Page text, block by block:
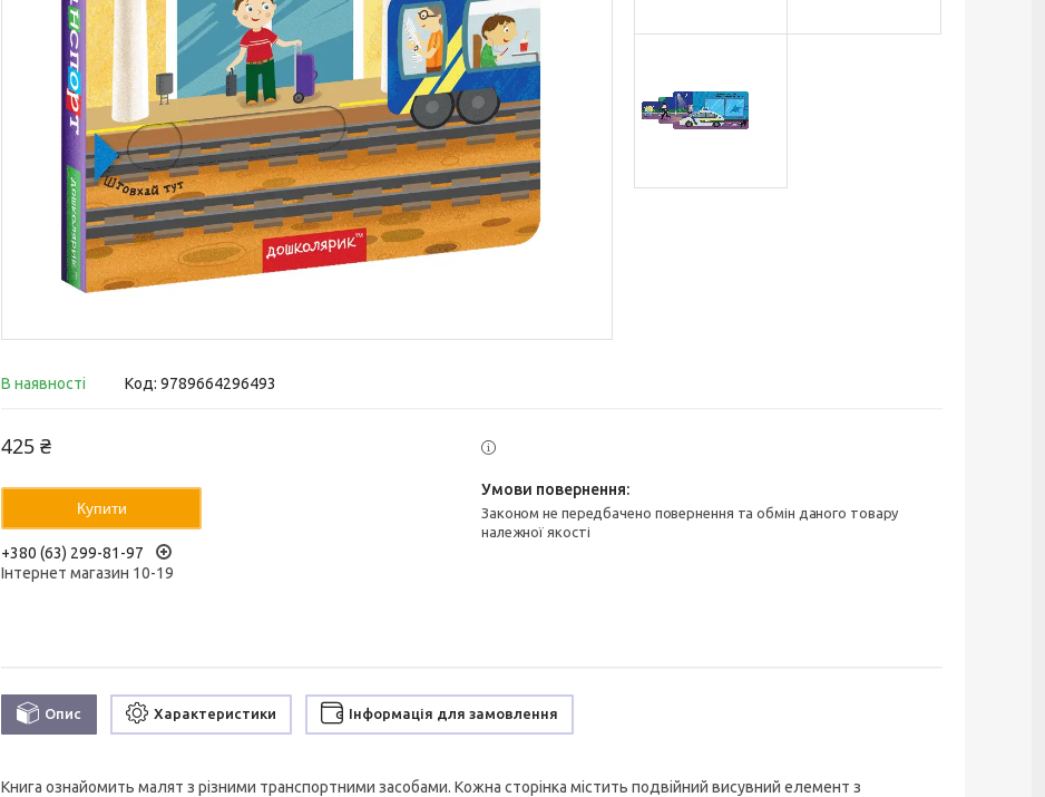
В наявності Код: 9789664296493
425 ₴
Купити
+380 (63) 299-81-97
Інтернет магазин 10-19
Законом не передбачено повернення та обмін даного товару
належної якості
Опис Характеристики Інформація для замовлення
Книга ознайомить малят з різними транспортними засобами. Кожна сторінка містить подвійний висувний елемент з